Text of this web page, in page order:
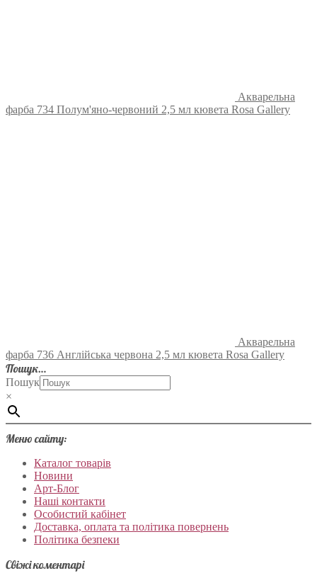
Акварельна
фарба 734 Полум'яно-червоний 2,5 мл кювета Rosa Gallery
Акварельна
фарба 736 Англійська червона 2,5 мл кювета Rosa Gallery
Пошук…
Пошук
×
Меню сайту:
Каталог товарів
Новини
Арт-Блог
Наші контакти
Особистий кабінет
Доставка, оплата та політика повернень
Політика безпеки
Свіжі коментарі